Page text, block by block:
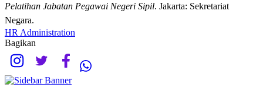
Pelatihan Jabatan Pegawai Negeri Sipil. Jakarta: Sekretariat
Negara.
HR Administration
Bagikan